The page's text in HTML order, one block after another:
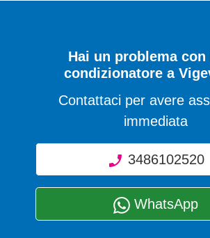
Hai un problema
condizionatore a
Contattaci per avere
immediata
3486102520
WhatsApp